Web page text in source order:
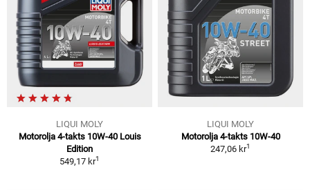
LIQUI MOLY
Motorolja 4-takts 10W-40 Louis
Edition
549,17 kr1
LIQUI MOLY
Motorolja 4-takts 10W-40
247,06 kr1